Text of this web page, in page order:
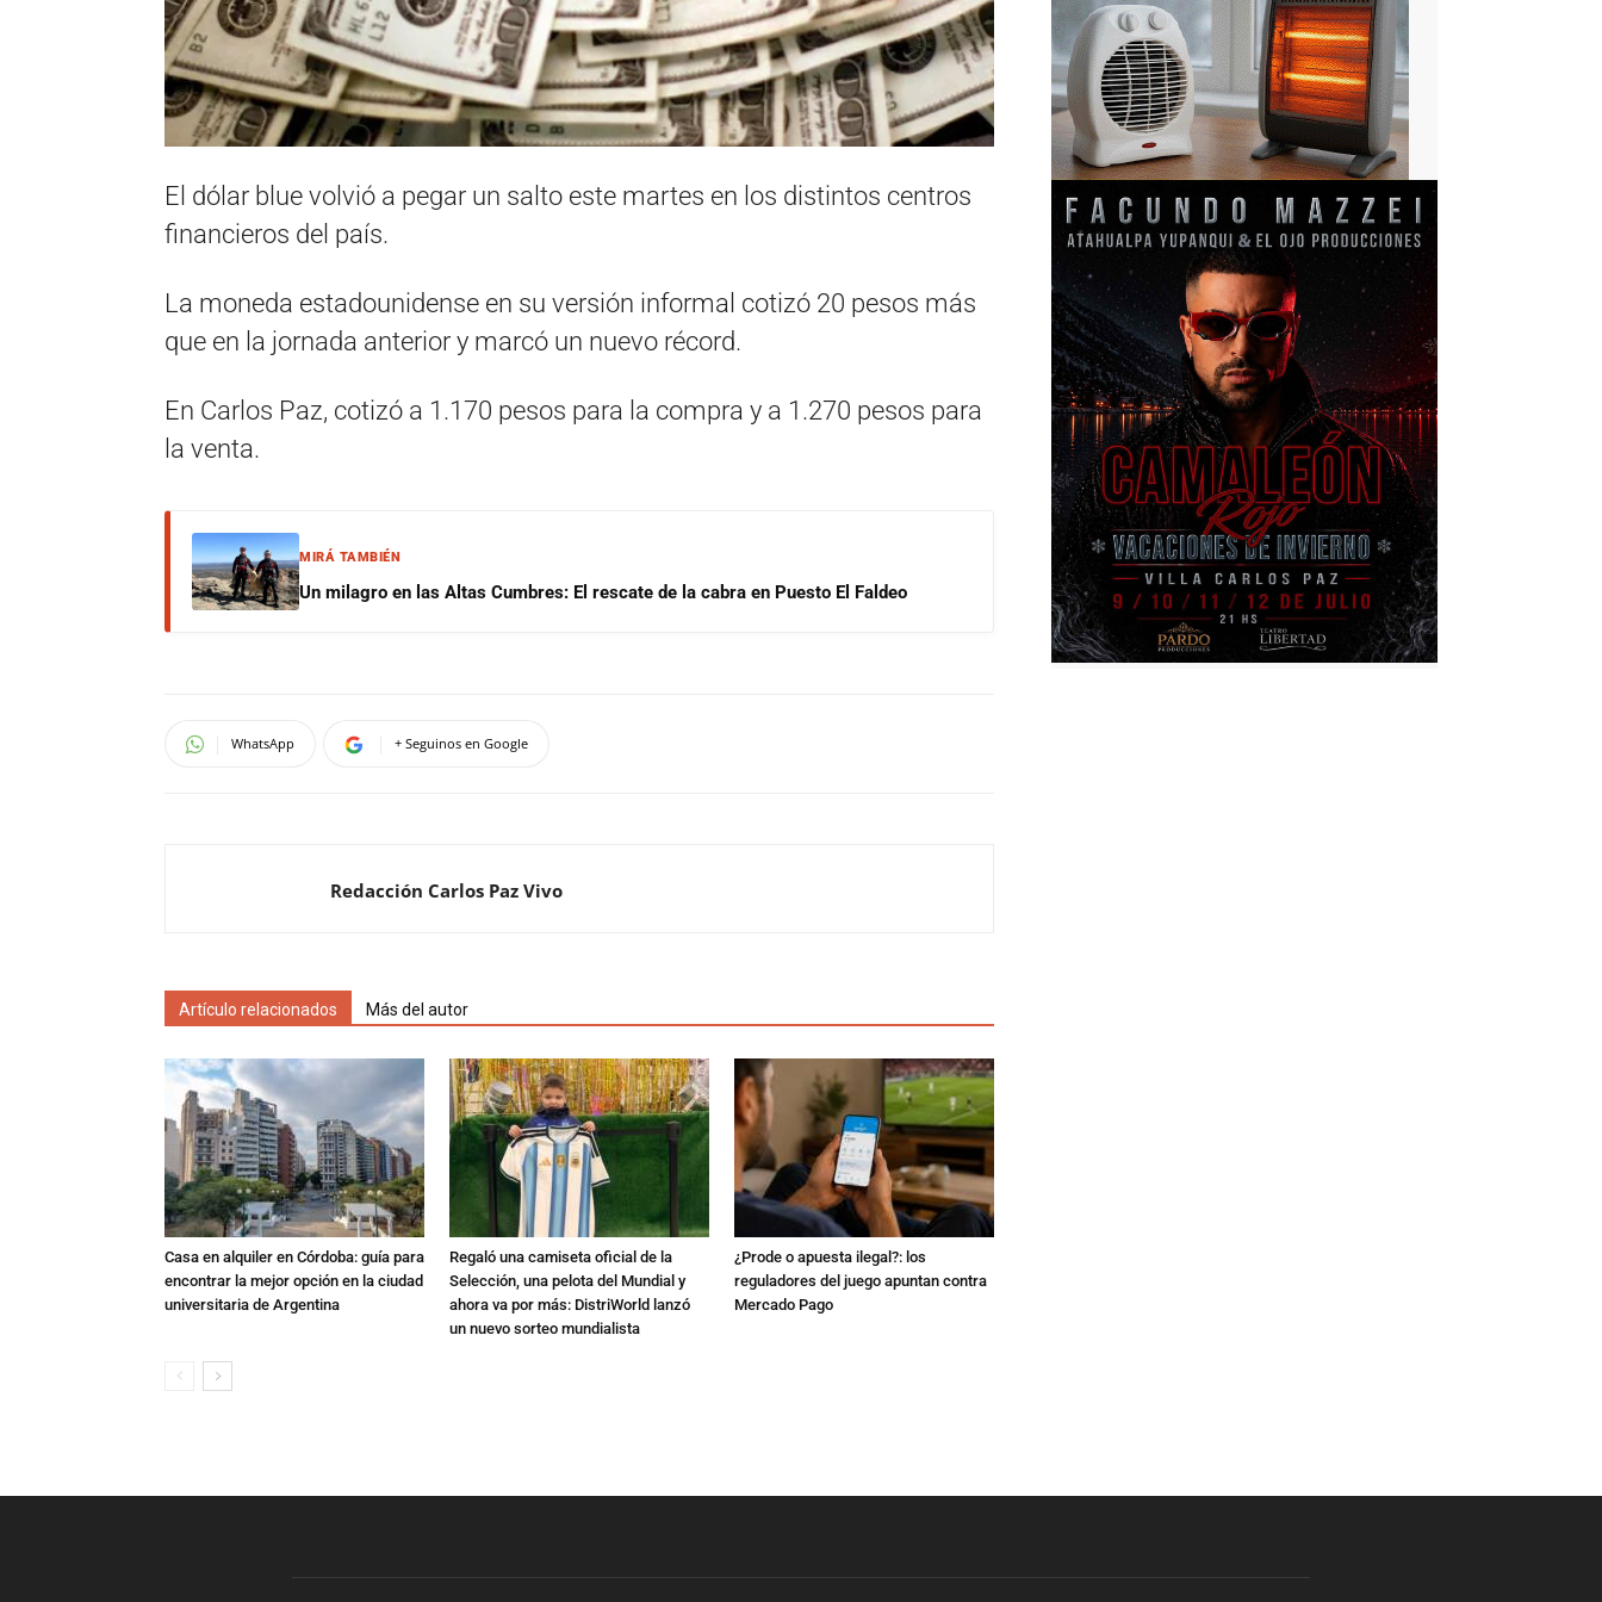
El dólar blue volvió a pegar un salto este martes en los distintos centros
financieros del país.
La moneda estadounidense en su versión informal cotizó 20 pesos más
que en la jornada anterior y marcó un nuevo récord.
En Carlos Paz, cotizó a 1.170 pesos para la compra y a 1.270 pesos para
la venta.
MIRÁ TAMBIÉN
Un milagro en las Altas Cumbres: El rescate de la cabra en Puesto El Faldeo
WhatsApp + Seguinos en Google
Redacción Carlos Paz Vivo
Artículo relacionados Más del autor
Casa en alquiler en Córdoba: guía para
encontrar la mejor opción en la ciudad
universitaria de Argentina
Regaló una camiseta oficial de la
Selección, una pelota del Mundial y
ahora va por más: DistriWorld lanzó
un nuevo sorteo mundialista
¿Prode o apuesta ilegal?: los
reguladores del juego apuntan contra
Mercado Pago